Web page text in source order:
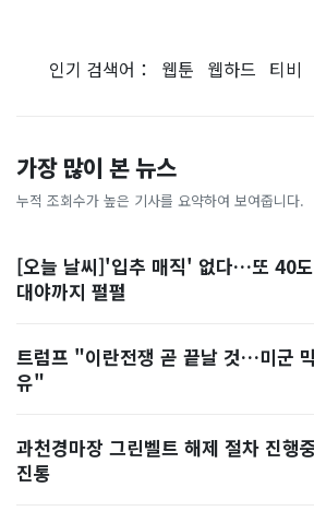
인기 검색어： 웹툰 웹하드 티비
가장 많이 본 뉴스
누적 조회수가 높은 기사를 요약하여 보여줍니다.
[오늘 날씨]'입추 매직' 없다…또 40
대야까지 펄펄
트럼프 "이란전쟁 곧 끝날 것…미군
유"
과천경마장 그린벨트 해제 절차 진행
진통